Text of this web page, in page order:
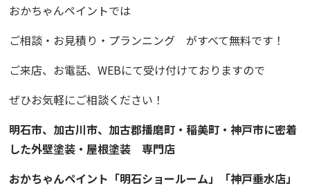
おかちゃんペイントでは
ご相談・お見積り・プランニング がすべて無料です！
ご来店、お電話、WEBにて受け付けておりますので
ぜひお気軽にご相談ください！
明石市、加古川市、加古郡播磨町・稲美町・神戸市に密着
した外壁塗装・屋根塗装 専門店
おかちゃんペイント「明石ショールーム」「神戸垂水店」